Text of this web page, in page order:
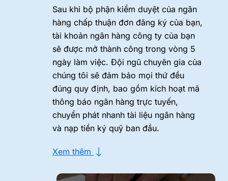
Sau khi bộ phận kiểm duyệt của ngân
hàng chấp thuận đơn đăng ký của bạn,
tài khoản ngân hàng công ty của bạn
sẽ được mở thành công trong vòng 5
ngày làm việc. Đội ngũ chuyên gia của
chúng tôi sẽ đảm bảo mọi thứ đều
đúng quy định, bao gồm kích hoạt mã
thông báo ngân hàng trực tuyến,
chuyển phát nhanh tài liệu ngân hàng
và nạp tiền ký quỹ ban đầu.
Xem thêm -->